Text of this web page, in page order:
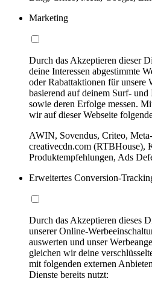
Marketing
Durch das Akzeptieren dieser
deine Interessen abgestimmte
oder Rabattaktionen für unsere
basierend auf deinem Surf-
sowie deren Erfolge messen.
wir auf dieser Webseite
AWIN, Sovendus, Criteo,
creativecdn.com (RTBHouse),
Produktempfehlungen, Ads
Erweitertes Conversion-
Durch das Akzeptieren dieses
unserer Online-
auswerten und unser
gleichen wir deine
mit folgenden externen
Dienste bereits nutzt: